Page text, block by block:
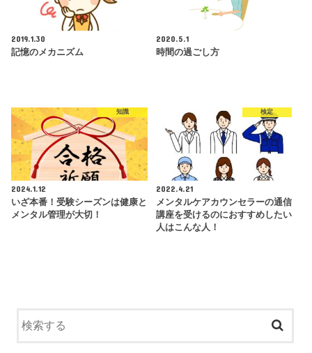
2019.1.30
記憶のメカニズム
2020.5.1
時間の過ごし方
知識
2024.1.12
いざ本番！受験シーズンは健康と
メンタル管理が大切！
検定
2022.4.21
メンタルケアカウンセラーの通信
講座を受けるのにおすすめしたい
人はこんな人！